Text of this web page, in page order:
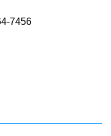
7456